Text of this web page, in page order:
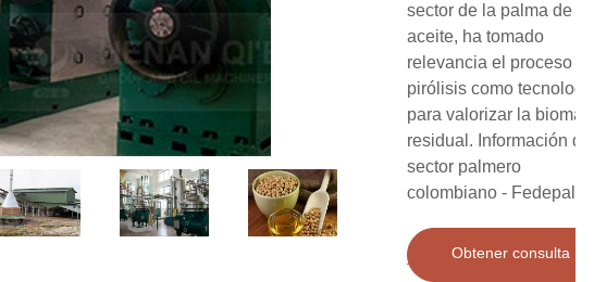
sector de la palma de
aceite, ha tomado
relevancia el proceso de
pirólisis como tecnología
para valorizar la biomasa
residual. Información del
sector palmero
colombiano - Fedepalma
Obtener consulta